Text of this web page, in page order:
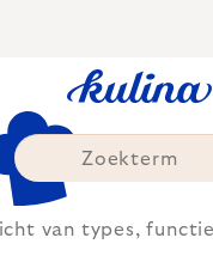
van types,